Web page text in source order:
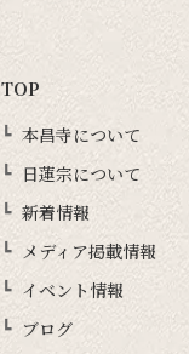
TOP
本昌寺について
日蓮宗について
新着情報
メディア掲載情報
イベント情報
ブログ